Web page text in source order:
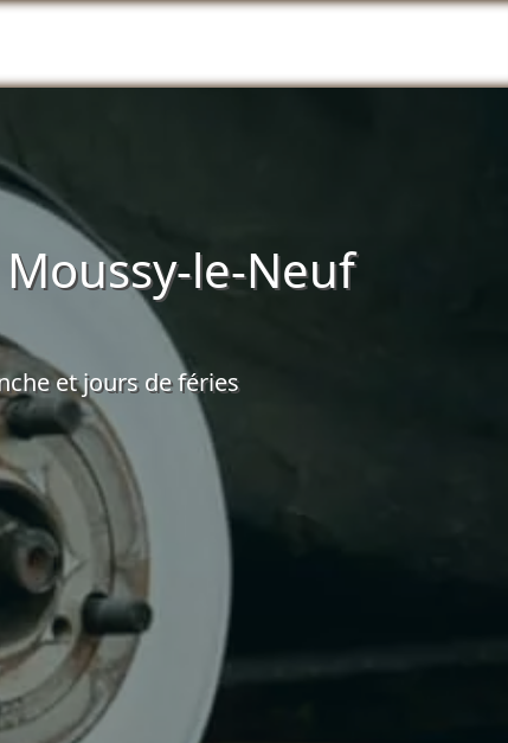
le-Neuf
et jours de féries